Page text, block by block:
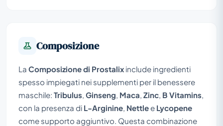
Composizione
La Composizione di Prostalix include ingredienti
spesso impiegati nei supplementi per il benessere
maschile: Tribulus Ginseng Maca Zinc B Vitamins
con la presenza di L-Arginine Nettlee Lycopene
come supporto aggiuntivo. Questa combinazione